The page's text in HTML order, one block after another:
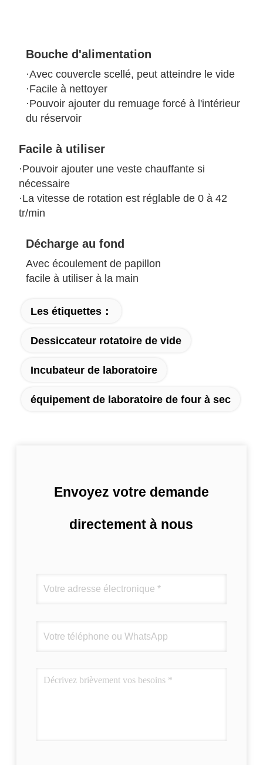
Bouche d'alimentation
·Avec couvercle scellé, peut atteindre le vide
·Facile à nettoyer
·Pouvoir ajouter du remuage forcé à l'intérieur
du réservoir
Facile à utiliser
·Pouvoir ajouter une veste chauffante si
nécessaire
·La vitesse de rotation est réglable de 0 à 42
tr/min
Décharge au fond
Avec écoulement de papillon
facile à utiliser à la main
Les étiquettes：
Dessiccateur rotatoire de vide
Incubateur de laboratoire
équipement de laboratoire de four à sec
Envoyez votre demande
directement à nous